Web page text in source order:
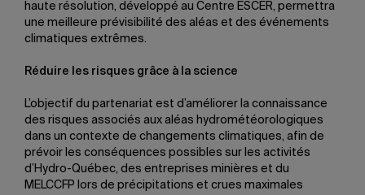
haute résolution, développé au Centre ESCER, permettra
une meilleure prévisibilité des aléas et des événements
climatiques extrêmes.
Réduire les risques grâce à la science
L’objectif du partenariat est d’améliorer la connaissance
des risques associés aux aléas hydrométéorologiques
dans un contexte de changements climatiques, afin de
prévoir les conséquences possibles sur les activités
d’Hydro-Québec, des entreprises minières et du
MELCCFP lors de précipitations et crues maximales